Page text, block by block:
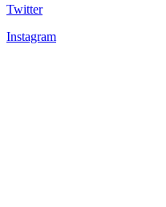
Twitter
Instagram